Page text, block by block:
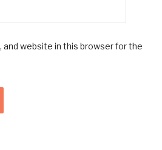
and website in this browser for the